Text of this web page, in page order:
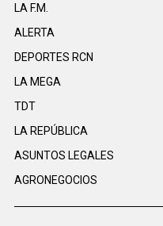
LA F.M.
ALERTA
DEPORTES RCN
LA MEGA
TDT
LA REPÚBLICA
ASUNTOS LEGALES
AGRONEGOCIOS